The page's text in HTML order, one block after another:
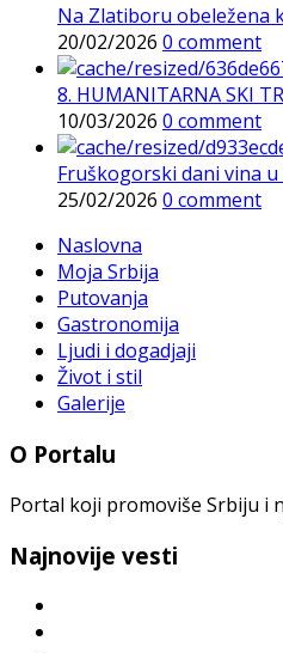
Na Zlatiboru obeležena
20/02/2026 0 comment
8. HUMANITARNA SKI
10/03/2026 0 comment
Fruškogorski dani vina u
25/02/2026 0 comment
Naslovna
Moja Srbija
Putovanja
Gastronomija
Ljudi i dogadjaji
Život i stil
Galerije
O Portalu
Portal koji promoviše Srbiju i
Najnovije vesti